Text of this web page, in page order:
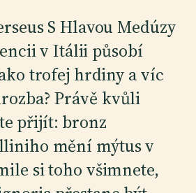
S Hlavou Medúzy
v Itálii působí
trofej hrdiny a víc
Právě kvůli
přijít: bronz
mění mýtus v
si toho všimnete,